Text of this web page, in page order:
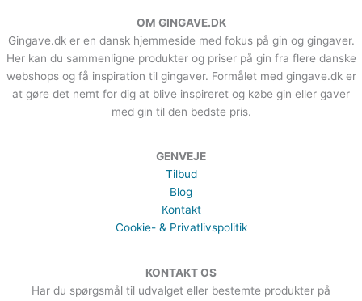
OM GINGAVE.DK
Gingave.dk er en dansk hjemmeside med fokus på gin og gingaver.
Her kan du sammenligne produkter og priser på gin fra flere danske
webshops og få inspiration til gingaver. Formålet med gingave.dk er
at gøre det nemt for dig at blive inspireret og købe gin eller gaver
med gin til den bedste pris.
GENVEJE
Tilbud
Blog
Kontakt
Cookie- & Privatlivspolitik
KONTAKT OS
Har du spørgsmål til udvalget eller bestemte produkter på